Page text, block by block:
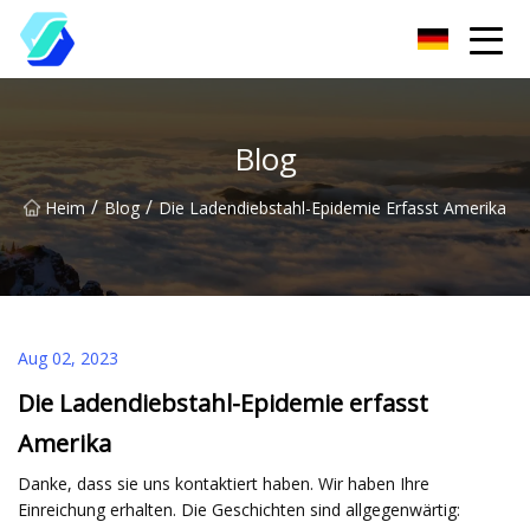
Blog
Heim / Blog / Die Ladendiebstahl-Epidemie Erfasst Amerika
Aug 02, 2023
Die Ladendiebstahl-Epidemie erfasst
Amerika
Danke, dass sie uns kontaktiert haben. Wir haben Ihre
Einreichung erhalten. Die Geschichten sind allgegenwärtig: